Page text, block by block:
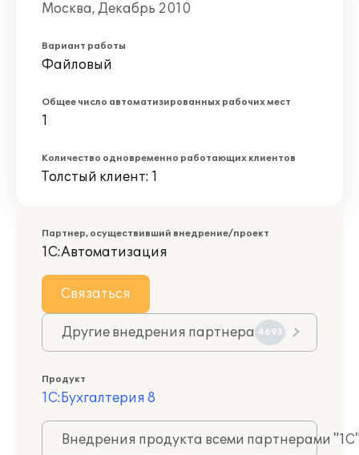
Москва, Декабрь 2010
Вариант работы
Файловый
Общее число автоматизированных рабочих мест
1
Количество одновременно работающих клиентов
Толстый клиент: 1
Партнер, осуществивший внедрение/проект
1С:Автоматизация
Связаться
Другие внедрения партнера 4693
Продукт
1С:Бухгалтерия 8
Внедрения продукта всеми партнерами